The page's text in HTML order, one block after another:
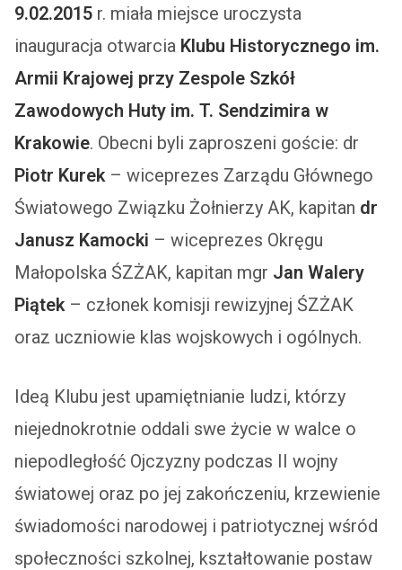
9.02.2015 r. miała miejsce uroczysta
inauguracja otwarcia Klubu Historycznego im.
Armii Krajowej przy Zespole Szkół
Zawodowych Huty im. T. Sendzimira w
Krakowie. Obecni byli zaproszeni goście: dr
Piotr Kurek– wiceprezes Zarządu Głównego
Światowego Związku Żołnierzy AK, kapitan dr
Janusz Kamocki – wiceprezes Okręgu
Małopolska ŚZŻAK, kapitan mgr Jan Walery
Piątek– członek komisji rewizyjnej ŚZŻAK
oraz uczniowie klas wojskowych i ogólnych.
Ideą Klubu jest upamiętnianie ludzi, którzy
niejednokrotnie oddali swe życie w walce o
niepodległość Ojczyzny podczas II wojny
światowej oraz po jej zakończeniu, krzewienie
świadomości narodowej i patriotycznej wśród
społeczności szkolnej, kształtowanie postaw